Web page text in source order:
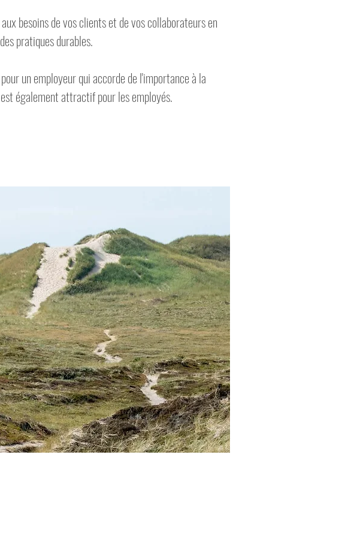
besoins de vos clients et de vos collaborateurs en
pratiques durables.
un employeur qui accorde de l'importance à la
également attractif pour les employés.